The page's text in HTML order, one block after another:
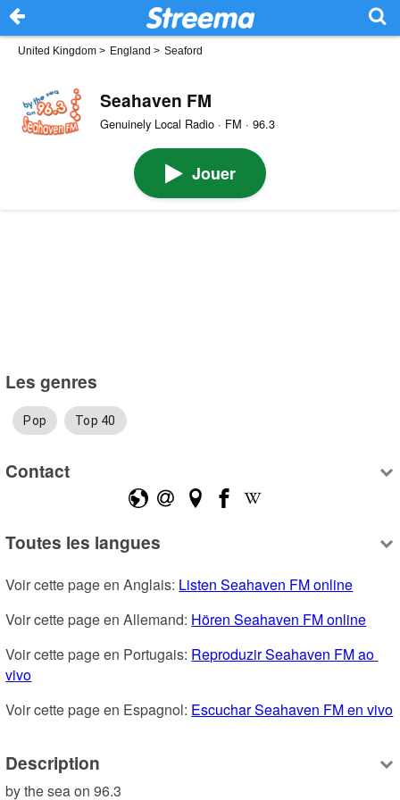
United Kingdom > England > Seaford
Seahaven FM
Genuinely Local Radio · FM · 96.3
Jouer
Les genres
Pop Top 40
Contact
Toutes les langues
Voir cette page en Anglais: Listen Seahaven FM online
Voir cette page en Allemand: Hören Seahaven FM online
Voir cette page en Portugais: Reproduzir Seahaven FM ao
vivo
Voir cette page en Espagnol: Escuchar Seahaven FM en vivo
Description
by the sea on 96.3